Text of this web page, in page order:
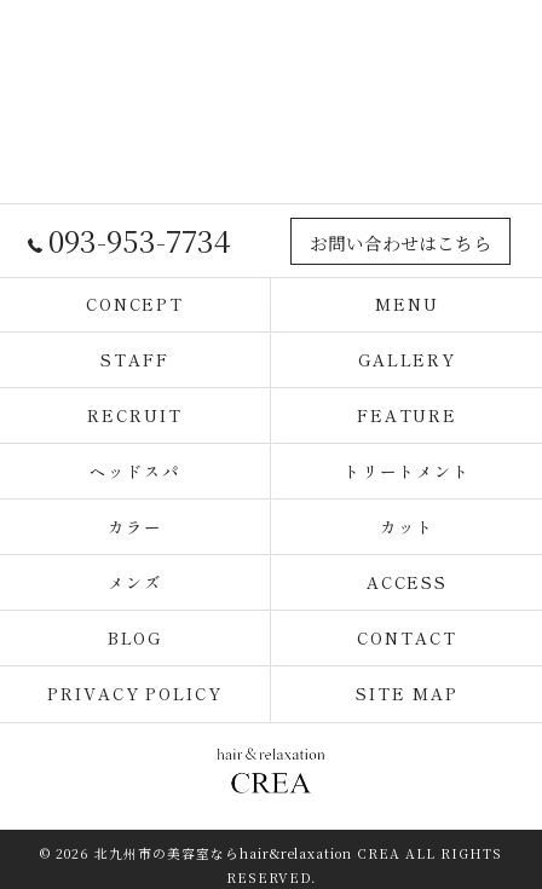
093-953-7734 お問い合わせはこちら
CONCEPT MENU
STAFF GALLERY
RECRUIT FEATURE
ヘッドスパ トリートメント
カラー カット
メンズ ACCESS
BLOG CONTACT
PRIVACY POLICY SITE MAP
© 2026 北九州市の美容室ならhair&relaxation CREA ALL RIGHTS
RESERVED.